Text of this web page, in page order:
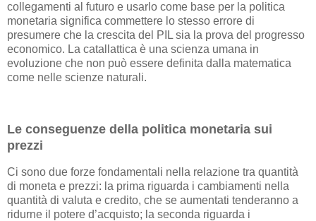
collegamenti al futuro e usarlo come base per la politica
monetaria significa commettere lo stesso errore di
presumere che la crescita del PIL sia la prova del progresso
economico. La catallattica è una scienza umana in
evoluzione che non può essere definita dalla matematica
come nelle scienze naturali.
Le conseguenze della politica monetaria sui
prezzi
Ci sono due forze fondamentali nella relazione tra quantità
di moneta e prezzi: la prima riguarda i cambiamenti nella
quantità di valuta e credito, che se aumentati tenderanno a
ridurne il potere d’acquisto; la seconda riguarda i